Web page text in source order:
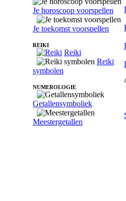
Je horoscoop voorspellen
Je toekomst voorspellen
REIKI
Reiki
Reiki
symbolen
NUMEROLOGIE
Getallensymboliek
Meestergetallen